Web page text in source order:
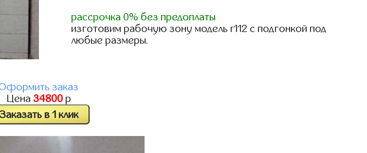
рассрочка 0% без предоплаты
изготовим рабочую зону модель r112 с подгонкой под
любые размеры.
заказ
Цена 34800р
в 1 клик